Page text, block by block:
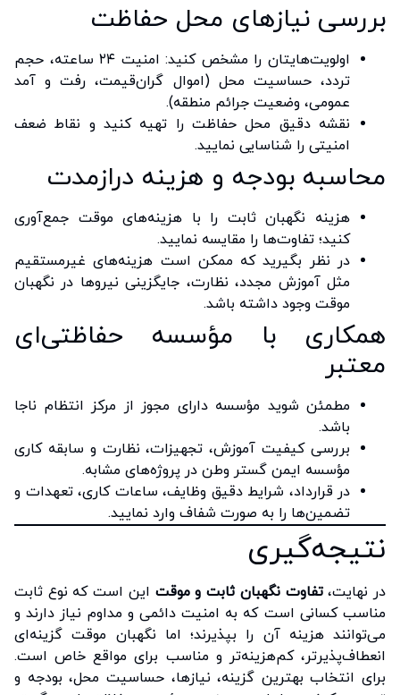
بررسی نیازهای محل حفاظت
اولویت‌هایتان را مشخص کنید: امنیت ۲۴ ساعته، حجم
تردد، حساسیت محل (اموال گران‌قیمت، رفت و آمد
عمومی، وضعیت جرائم منطقه).
نقشه دقیق محل حفاظت را تهیه کنید و نقاط ضعف
امنیتی را شناسایی نمایید.
محاسبه بودجه و هزینه درازمدت
هزینه نگهبان ثابت را با هزینه‌های موقت جمع‌آوری
کنید؛ تفاوت‌ها را مقایسه نمایید.
در نظر بگیرید که ممکن است هزینه‌های غیرمستقیم
مثل آموزش مجدد، نظارت، جایگزینی نیروها در نگهبان
موقت وجود داشته باشد.
همکاری با مؤسسه حفاظتی‌ای
معتبر
مطمئن شوید مؤسسه دارای مجوز از مرکز انتظام ناجا
باشد.
بررسی کیفیت آموزش، تجهیزات، نظارت و سابقه کاری
مؤسسه ایمن گستر وطن در پروژه‌های مشابه.
در قرارداد، شرایط دقیق وظایف، ساعات کاری، تعهدات و
تضمین‌ها را به صورت شفاف وارد نمایید.
نتیجه‌گیری
در نهایت،تفاوت نگهبان ثابت و موقت این است که نوع ثابت
مناسب کسانی است که به امنیت دائمی و مداوم نیاز دارند و
می‌توانند هزینه آن را بپذیرند؛ اما نگهبان موقت گزینه‌ای
انعطاف‌پذیرتر، کم‌هزینه‌تر و مناسب برای مواقع خاص است.
برای انتخاب بهترین گزینه، نیازها، حساسیت محل، بودجه و